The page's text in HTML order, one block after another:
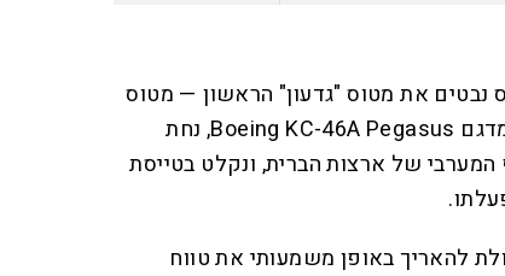
נבטים את מטוס "גדעון" הראשון — מטוס
התדלוק החדש של צה"ל. המטוס, מדגם Boeing KC-46A Pegasus, נחת
של ארצות הברית, ונקלט בטייסת
להאריך באופן משמעותי את טווח